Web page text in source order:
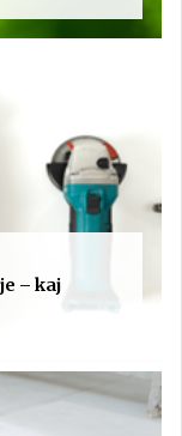
– kaj